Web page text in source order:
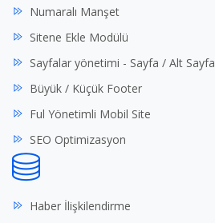
Numaralı Manşet
Sitene Ekle Modülü
Sayfalar yönetimi - Sayfa / Alt Sayfa
Büyük / Küçük Footer
Ful Yönetimli Mobil Site
SEO Optimizasyon
Haber İlişkilendirme